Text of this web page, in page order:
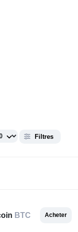
Filtres
BTC Acheter